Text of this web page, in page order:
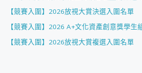
【競賽入圍】2026放視大賞決選入圍名單
【競賽入圍】2026 A+文化資產創意獎學生
【競賽入圍】2026放視大賞複選入圍名單